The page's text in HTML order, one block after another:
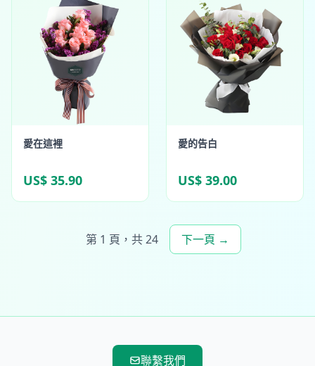
愛在這裡
US$ 35.90
愛的告白
US$ 39.00
第 1 頁，共 24 下一頁 →
聯繫我們